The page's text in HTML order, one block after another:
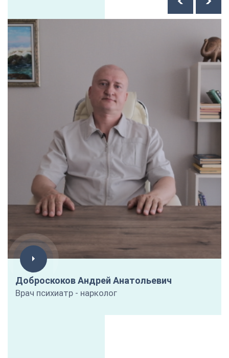
Доброскоков Андрей Анатольевич
Врач психиатр - нарколог